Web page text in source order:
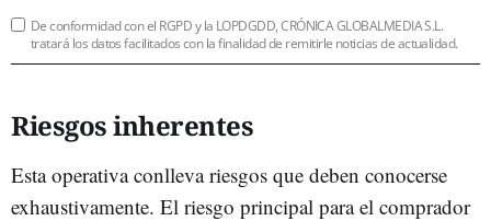
De conformidad con el RGPD y la LOPDGDD, CRÓNICA GLOBALMEDIA S.L.
tratará los datos facilitados con la finalidad de remitirle noticias de actualidad.
Riesgos inherentes
Esta operativa conlleva riesgos que deben conocerse
exhaustivamente. El riesgo principal para el comprador